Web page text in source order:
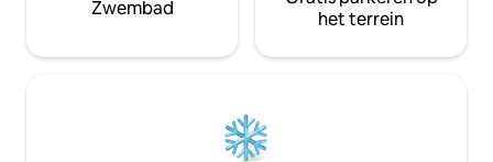
Zwembad
het terrein